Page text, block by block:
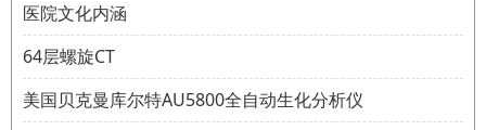
医院文化内涵
64层螺旋CT
美国贝克曼库尔特AU5800全自动生化分析仪